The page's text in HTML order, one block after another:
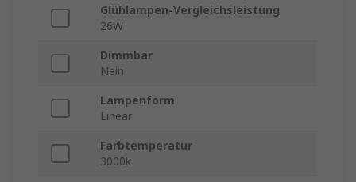
Glühlampen-Vergleichsleistung
26W
Dimmbar
Nein
Lampenform
Linear
Farbtemperatur
3000k